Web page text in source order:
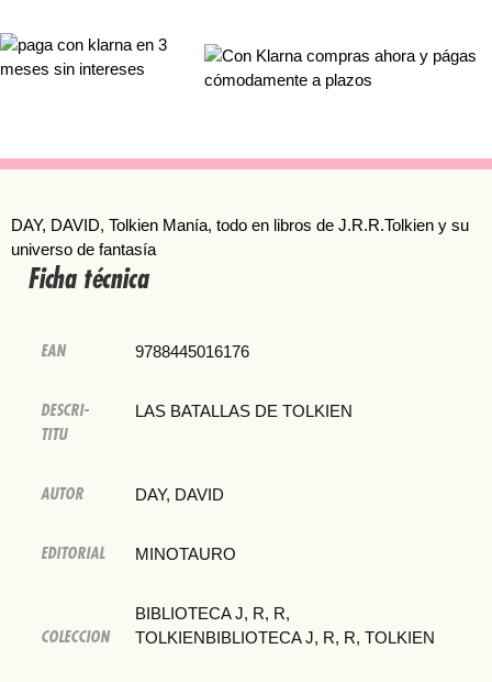
DAY, DAVID, Tolkien Manía, todo en libros de J.R.R.Tolkien y su
universo de fantasía
Ficha técnica
EAN 9788445016176
DESCRI-
TITU
LAS BATALLAS DE TOLKIEN
AUTOR DAY, DAVID
EDITORIAL MINOTAURO
COLECCION
BIBLIOTECA J, R, R,
TOLKIENBIBLIOTECA J, R, R, TOLKIEN